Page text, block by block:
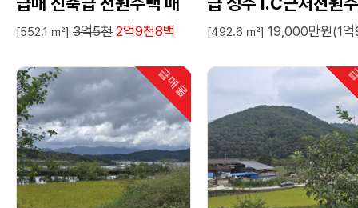
매
[552.1 ㎡] 3억5천 2억9천8백
매매임대
[492.6 ㎡] 19,000만원(1
급매물
인기